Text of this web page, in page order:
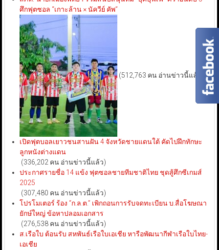
ศึกฟุตซอล “เกาะล้าน × นัควีย์ คัพ”
(512,763 คน อ่านข่าวนี้แล้ว)
เปิดฟุตบอลเยาวชนสานฝัน 4 จังหวัดชายแดนใต้ คัดไปฝึกทักษะ
ลูกหนังต่างแดน
(336,202 คน อ่านข่าวนี้แล้ว)
ประกาศรายชื่อ 14 แข้ง ฟุตซอลชายทีมชาติไทย ชุดสู้ศึกซีเกมส์
2025
(307,480 คน อ่านข่าวนี้แล้ว)
โปรโมเตอร์ ร้อง “ก.ล.ต.” เพิกถอนการรับจดทะเบียน บ.สื่อโฆษณา
ยักษ์ใหญ่ ข้อหาปลอมเอกสาร
(276,538 คน อ่านข่าวนี้แล้ว)
ส.เรือใบ ต้อนรับ สหพันธ์เรือใบเอเชีย หารือพัฒนากีฬาเรือใบไทย-
เอเชีย